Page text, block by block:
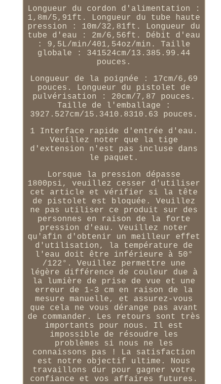
Longueur du cordon d'alimentation :
1,8m/5,91ft. Longueur du tube haute
pression : 10m/32,81ft. Longueur du
tube d'eau : 2m/6,56ft. Débit d'eau
: 9,5L/min/401,54oz/min. Taille
globale : 341524cm/13.385.99.44
pouces.
Longueur de la poignée : 17cm/6,69
pouces. Longueur du pistolet de
pulvérisation : 20cm/7,87 pouces.
Taille de l'emballage :
3927.527cm/15.3410.8310.63 pouces.
1 Interface rapide d'entrée d'eau.
Veuillez noter que la tige
d'extension n'est pas incluse dans
le paquet.
Lorsque la pression dépasse
1800psi, veuillez cesser d'utiliser
cet article et vérifier si la tête
de pistolet est bloquée. Veuillez
ne pas utiliser ce produit sur des
personnes en raison de la forte
pression d'eau. Veuillez noter
qu'afin d'obtenir un meilleur effet
d'utilisation, la température de
l'eau doit être inférieure à 50°
/122°. Veuillez permettre une
légère différence de couleur due à
la lumière de prise de vue et une
erreur de 1-3 cm en raison de la
mesure manuelle, et assurez-vous
que cela ne vous dérange pas avant
de commander. Les retours sont très
importants pour nous. Il est
impossible de résoudre les
problèmes si nous ne les
connaissons pas ! La satisfaction
est notre objectif ultime. Nous
travaillons dur pour gagner votre
confiance et vos affaires futures.